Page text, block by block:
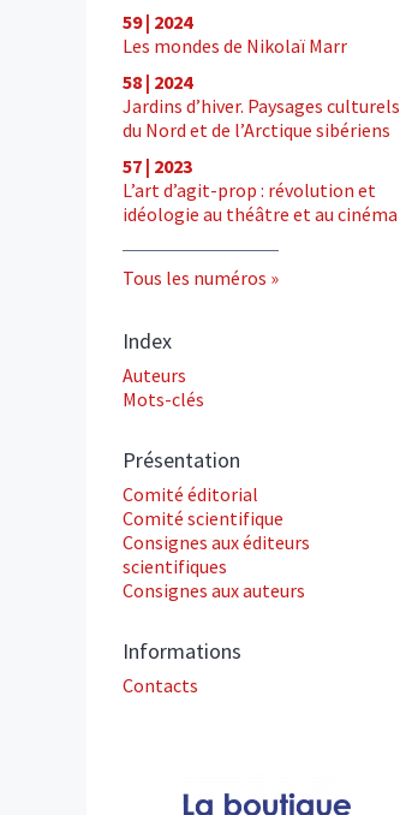
59 | 2024
Les mondes de Nikolaï Marr
58 | 2024
Jardins d’hiver. Paysages culturels
du Nord et de l’Arctique sibériens
57 | 2023
L’art d’agit-prop : révolution et
idéologie au théâtre et au cinéma
Tous les numéros
Index
Auteurs
Mots-clés
Présentation
Comité éditorial
Comité scientifique
Consignes aux éditeurs
scientifiques
Consignes aux auteurs
Informations
Contacts